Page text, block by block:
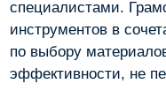
специалистами.
инструментов в
по выбору
эффективности, не